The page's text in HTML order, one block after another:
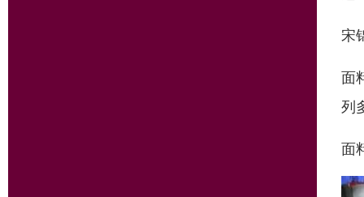
宋
面
列
面